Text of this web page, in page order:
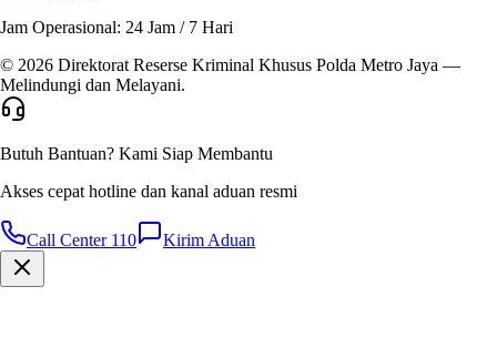
Jam Operasional: 24 Jam / 7 Hari
© 2026 Direktorat Reserse Kriminal Khusus Polda Metro Jaya —
Melindungi dan Melayani.
Butuh Bantuan? Kami Siap Membantu
Akses cepat hotline dan kanal aduan resmi
Call Center 110 Kirim Aduan